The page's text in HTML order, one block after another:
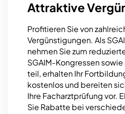
Attraktive
Profitieren Sie von
Vergünstigungen. Als
nehmen Sie zum
SGAIM-Kongressen
teil, erhalten Ihr
kostenlos und bereiten
Ihre Facharztprüfung vor.
Sie Rabatte bei